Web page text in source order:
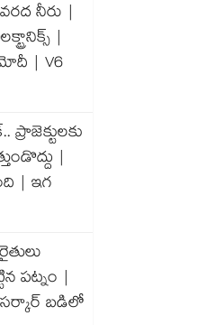
నీరు |
|
| V6
|
| ఇగ
పట్నం |
బడిలో